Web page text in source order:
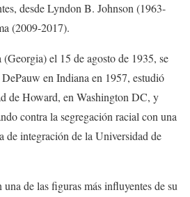
desde Lyndon B. Johnson (1963-
(2009-2017).
el 15 de agosto de 1935, se
en Indiana en 1957, estudió
de Howard, en Washington DC, y
contra la segregación racial con una
de integración de la Universidad de
de las figuras más influyentes de su